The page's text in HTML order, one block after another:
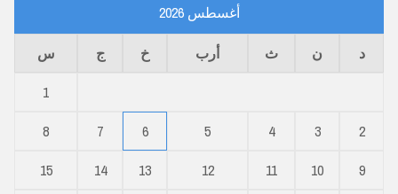
أغسطس 2026
د ن ث أرب خ ج
س
1
2
3
4
5
6
7
8
9
10
11
12
13
14
15